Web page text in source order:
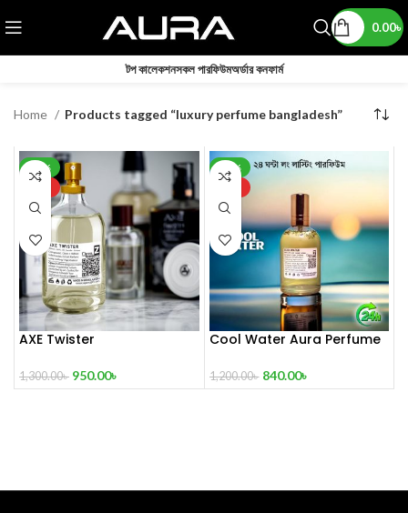
0.00৳
টপ কালেকশনসকল পারফিউমঅর্ডার কনফার্ম
Home Products tagged “luxury perfume bangladesh”
-27%
AXE Twister
1,300.00৳ 950.00৳
-30%
Cool Water Aura Perfume
1,200.00৳ 840.00৳